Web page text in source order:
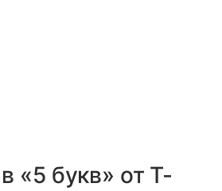
«5 букв» от Т-